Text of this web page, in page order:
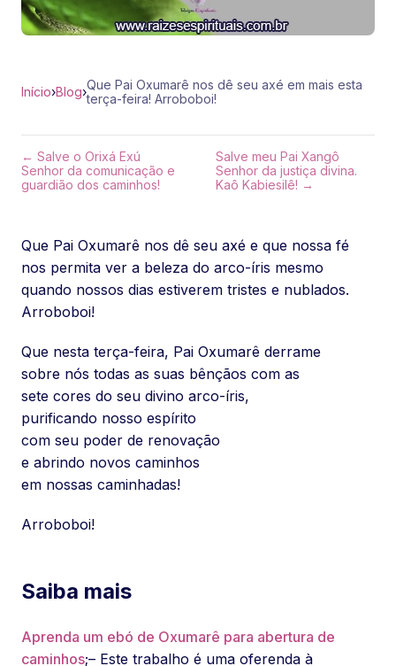
Início›Blog›Que Pai Oxumarê nos dê seu axé em mais esta
terça-feira! Arroboboi!
← Salve o Orixá Exú
Senhor da comunicação e
guardião dos caminhos!
Salve meu Pai Xangô
Senhor da justiça divina.
Kaô Kabiesilê! →
Que Pai Oxumarê nos dê seu axé e que nossa fé
nos permita ver a beleza do arco-íris mesmo
quando nossos dias estiverem tristes e nublados.
Arroboboi!
Que nesta terça-feira, Pai Oxumarê derrame
sobre nós todas as suas bênçãos com as
sete cores do seu divino arco-íris,
purificando nosso espírito
com seu poder de renovação
e abrindo novos caminhos
em nossas caminhadas!
Arroboboi!
Saiba mais
Aprenda um ebó de Oxumarê para abertura de
caminhos;– Este trabalho é uma oferenda à